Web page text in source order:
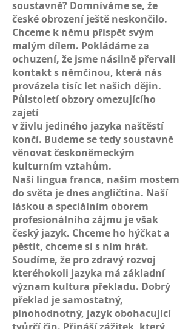
soustavně? Domníváme se, že
české obrození ještě neskončilo.
Chceme k němu přispět svým
malým dílem. Pokládáme za
ochuzení, že jsme násilně přervali
kontakt s němčinou, která nás
provázela tisíc let našich dějin.
Půlstoletí obzory omezujícího
zajetí
v živlu jediného jazyka naštěstí
končí. Budeme se tedy soustavně
věnovat českoněmeckým
kulturním vztahům.
Naší lingua franca, naším mostem
do světa je dnes angličtina. Naší
láskou a speciálním oborem
profesionálního zájmu je však
český jazyk. Chceme ho hýčkat a
pěstit, chceme si s ním hrát.
Soudíme, že pro zdravý rozvoj
kteréhokoli jazyka má základní
význam kultura překladu. Dobrý
překlad je samostatný,
plnohodnotný, jazyk obohacující